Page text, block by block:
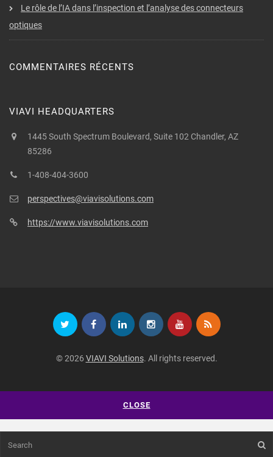
Le rôle de l’IA dans l’inspection et l’analyse des connecteurs
optiques
COMMENTAIRES RÉCENTS
VIAVI HEADQUARTERS
1445 South Spectrum Boulevard, Suite 102 Chandler, AZ
85286
1-408-404-3600
perspectives@viavisolutions.com
https://www.viavisolutions.com
© 2026 VIAVI Solutions. All rights reserved.
CLOSE